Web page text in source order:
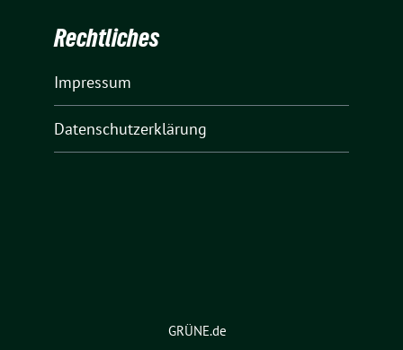
Rechtliches
Impressum
Datenschutzerklärung
GRÜNE.de